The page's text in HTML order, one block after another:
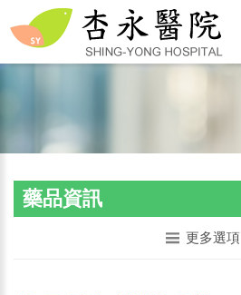
藥品資訊
更多選項